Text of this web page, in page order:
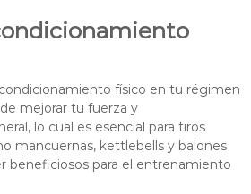
físico en tu régimen
mejorar tu fuerza y
lo cual es esencial para tiros
mancuernas, kettlebells y balones
beneficiosos para el entrenamiento